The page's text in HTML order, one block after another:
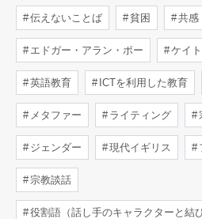
伝えないことば 貧困 共感
エドガー・アラン・ポー ケイ
英語教育 ICTを利用した教育
メタファー ライティング
ジェンダー 現代イギリス
宗教談話
役割語（話し手のキャラクターと結